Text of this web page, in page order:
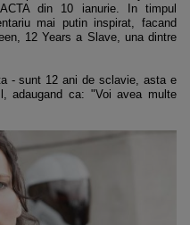
din 10 ianurie. In timpul
mai putin inspirat, facand
12 Years a Slave, una dintre
- sunt 12 ani de sclavie, asta e
adaugand ca: "Voi avea multe